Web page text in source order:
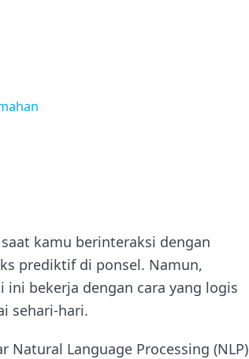
kamu berinteraksi dengan
prediktif di ponsel. Namun,
ini bekerja dengan cara yang logis
sehari-hari.
Language Processing (NLP)